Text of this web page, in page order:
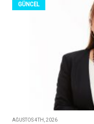
GÜNCEL
AĞUSTOS 4TH, 2026